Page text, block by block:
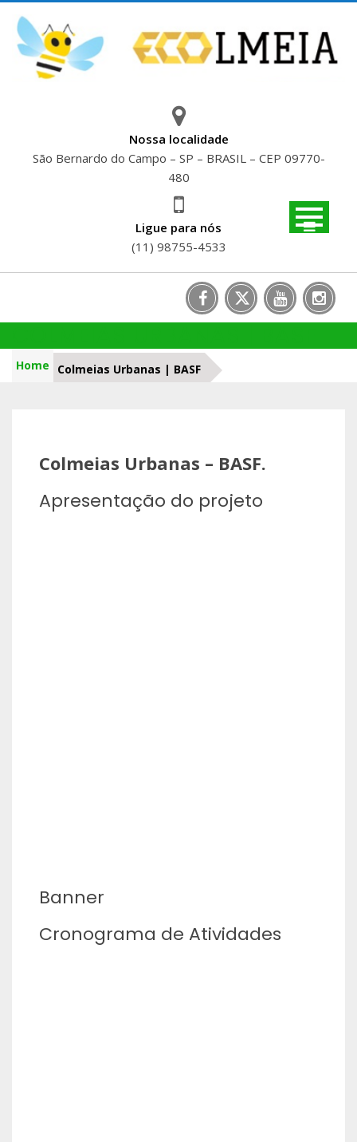
content
Nossa localidade
São Bernardo do Campo – SP – BRASIL – CEP 09770-
480
Ligue para nós
(11) 98755-4533
Home Colmeias Urbanas | BASF
Colmeias Urbanas – BASF.
Apresentação do projeto
Banner
Cronograma de Atividades